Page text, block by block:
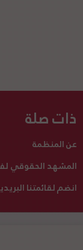
ذات صلة
عن المنظمة
المشهد الحقوقي
انضم لقائمتنا